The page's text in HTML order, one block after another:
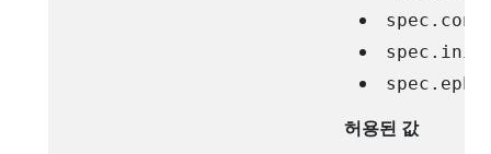
허용된 값